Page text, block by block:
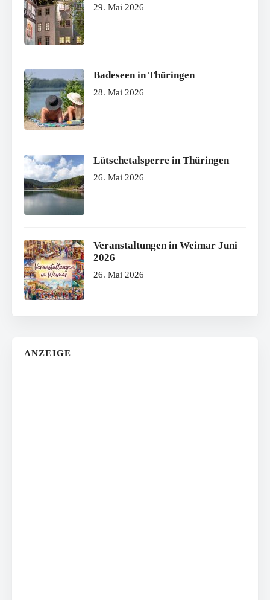
29. Mai 2026
Badeseen in Thüringen
28. Mai 2026
Lütschetalsperre in Thüringen
26. Mai 2026
Veranstaltungen in Weimar Juni
2026
26. Mai 2026
ANZEIGE